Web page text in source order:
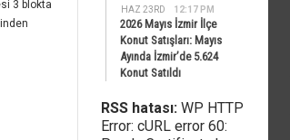
3 blokta
HAZ 23RD 12:17 PM
2026 Mayıs İzmir İlçe
Konut Satışları: Mayıs
Ayında İzmir’de 5.624
Konut Satıldı
RSS hatası: WP HTTP
Error: cURL error 60: